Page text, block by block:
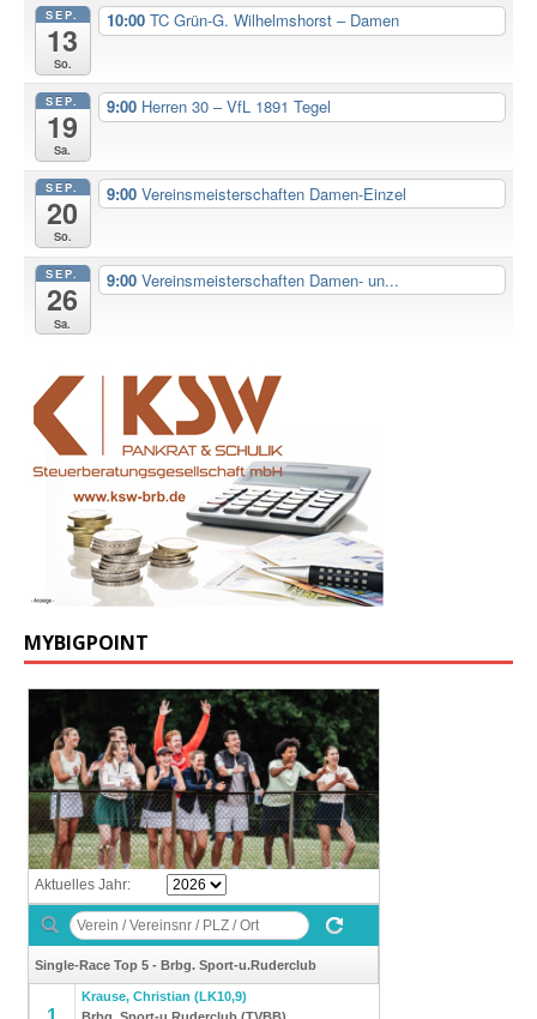
SEP.
13
So.
10:00 TC Grün-G. Wilhelmshorst – Damen
SEP.
19
Sa.
9:00 Herren 30 – VfL 1891 Tegel
SEP.
20
So.
9:00 Vereinsmeisterschaften Damen-Einzel
SEP.
26
Sa.
9:00 Vereinsmeisterschaften Damen- un...
MYBIGPOINT